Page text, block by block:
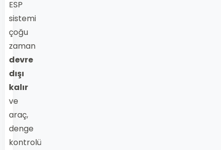
ESP
sistemi
çoğu
zaman
devre
dışı
kalır
ve
araç,
denge
kontrolü